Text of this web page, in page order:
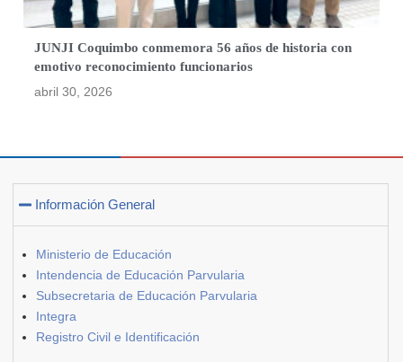
JUNJI Coquimbo conmemora 56 años de historia con
emotivo reconocimiento funcionarios
abril 30, 2026
Información General
Ministerio de Educación
Intendencia de Educación Parvularia
Subsecretaria de Educación Parvularia
Integra
Registro Civil e Identificación